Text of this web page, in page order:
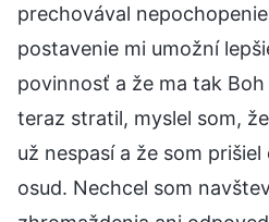
prechovával
postavenie mi umožní
povinnosť a že ma tak
teraz stratil, myslel som,
už nespasí a že som
osud. Nechcel som